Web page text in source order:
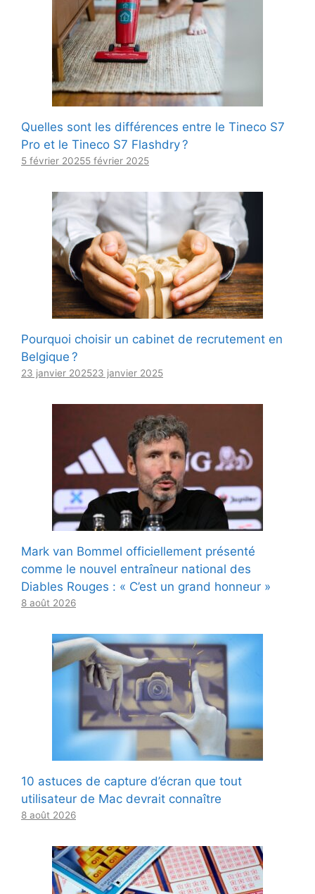
Quelles sont les différences entre le Tineco S7
Pro et le Tineco S7 Flashdry ?
5 février 20255 février 2025
Pourquoi choisir un cabinet de recrutement en
Belgique ?
23 janvier 202523 janvier 2025
Mark van Bommel officiellement présenté
comme le nouvel entraîneur national des
Diables Rouges : « C’est un grand honneur »
8 août 2026
10 astuces de capture d’écran que tout
utilisateur de Mac devrait connaître
8 août 2026